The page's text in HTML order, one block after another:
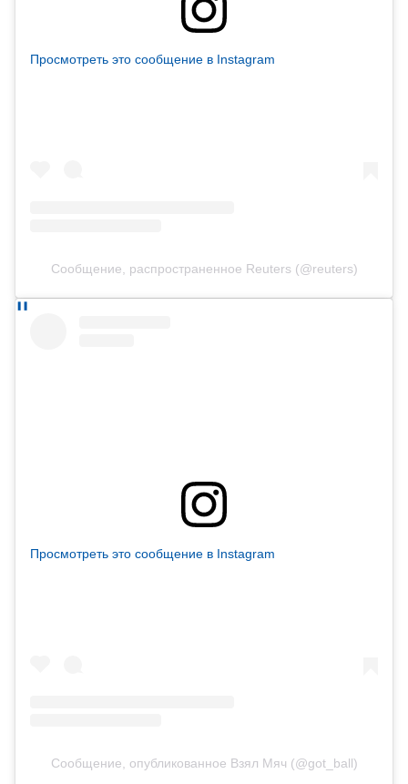
Просмотреть это сообщение в Instagram
Сообщение, распространенное Reuters (@reuters)
Просмотреть это сообщение в Instagram
Сообщение, опубликованное Взял Мяч (@got_ball)